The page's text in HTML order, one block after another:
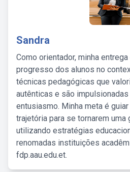
Sandra
Como orientador, minha
progresso dos alunos no
técnicas pedagógicas que
autênticas e são
entusiasmo. Minha meta é
trajetória para se tornarem uma
utilizando estratégias
renomadas instituições
fdp.aau.edu.et.